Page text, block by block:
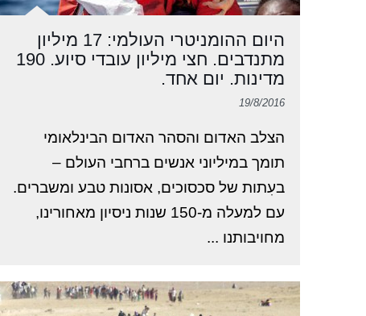
היום ההומניטרי העולמי: 17 מיליון
מתנדבים. חצי מיליון עובדי סיוע. 190
מדינות. יום אחד.
19/8/2016
הצלב האדום והסהר האדום הבינלאומי
תומך במיליוני אנשים ברחבי העולם –
בעִתות של סכסוכים, אסונות טבע ומשברים.
עם למעלה מ-150 שנות ניסיון מאחורינו,
מחויבותנו ...